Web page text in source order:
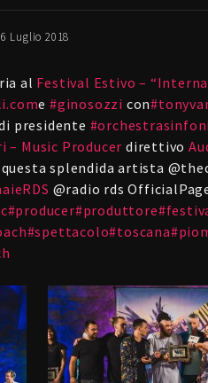
Luglio 2018
al Festival Estivo –
e#ginosozzi con#
presidente #
– Music Producer direttivo
splendida artista
RDS @radio rds
#producer#produttore#
#spettacolo#toscana#